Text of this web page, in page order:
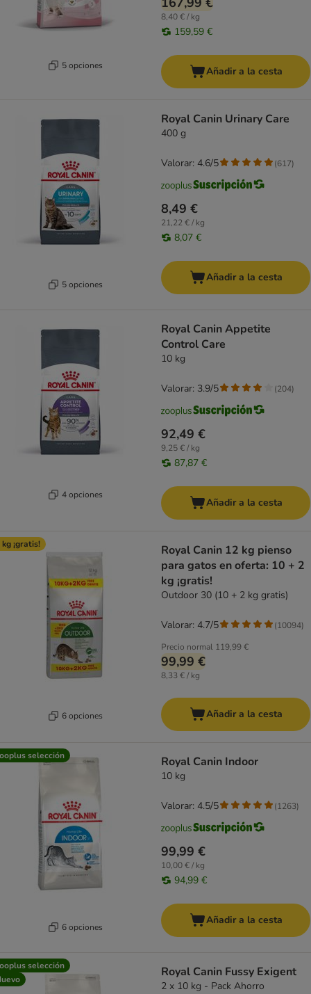
5 opciones
8,40 € / kg
159,59 €
Añadir a la cesta
5 opciones
Royal Canin Urinary Care
400 g
8,49 €
21,22 € / kg
8,07 €
Valorar: 4.6/5 (617)
Añadir a la cesta
4 opciones
Royal Canin Appetite
Control Care
10 kg
92,49 €
9,25 € / kg
87,87 €
Valorar: 3.9/5 (204)
Añadir a la cesta
kg ¡gratis!
6 opciones
Royal Canin 12 kg pienso
para gatos en oferta: 10 + 2
kg ¡gratis!
Outdoor 30 (10 + 2 kg gratis)
Precio normal 119,99 €
99,99 €
8,33 € / kg
Valorar: 4.7/5 (10094)
Añadir a la cesta
selección
6 opciones
Royal Canin Indoor
10 kg
99,99 €
10,00 € / kg
94,99 €
Valorar: 4.5/5 (1263)
Añadir a la cesta
selección
Royal Canin Fussy Exigent
2 x 10 kg - Pack Ahorro